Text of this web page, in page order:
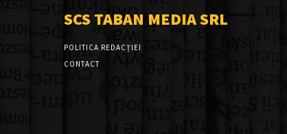
SCS TABAN MEDIA SRL
POLITICA REDACȚIEI
CONTACT